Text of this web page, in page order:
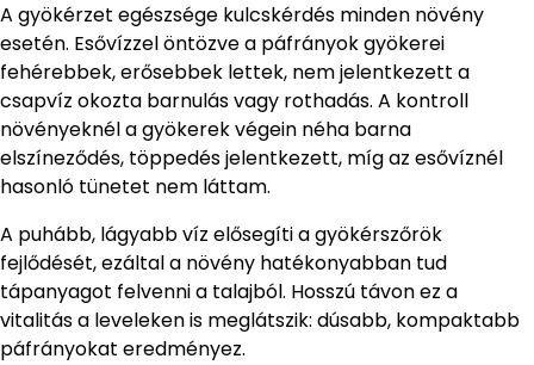
A gyökérzet egészsége kulcskérdés minden növény
esetén. Esővízzel öntözve a páfrányok gyökerei
fehérebbek, erősebbek lettek, nem jelentkezett a
csapvíz okozta barnulás vagy rothadás. A kontroll
növényeknél a gyökerek végein néha barna
elszíneződés, töppedés jelentkezett, míg az esővíznél
hasonló tünetet nem láttam.
A puhább, lágyabb víz elősegíti a gyökérszőrök
fejlődését, ezáltal a növény hatékonyabban tud
tápanyagot felvenni a talajból. Hosszú távon ez a
vitalitás a leveleken is meglátszik: dúsabb, kompaktabb
páfrányokat eredményez.